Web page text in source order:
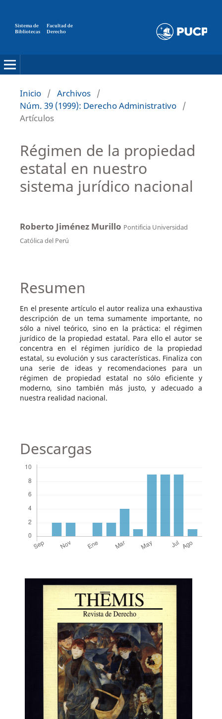
Sistema de
Bibliotecas
Facultad de
Derecho
Inicio / Archivos /
Núm. 39 (1999): Derecho Administrativo /
Artículos
Régimen de la propiedad
estatal en nuestro
sistema jurídico nacional
Roberto Jiménez Murillo Pontificia Universidad
Católica del Perú
Resumen
En el presente artículo el autor realiza una exhaustiva
descripción de un tema sumamente importante, no
sólo a nivel teórico, sino en la práctica: el régimen
jurídico de la propiedad estatal. Para ello el autor se
concentra en el régimen jurídico de la propiedad
estatal, su evolución y sus características. Finaliza con
una serie de ideas y recomendaciones para un
régimen de propiedad estatal no sólo eficiente y
moderno, sino también más justo, y adecuado a
nuestra realidad nacional.
Descargas